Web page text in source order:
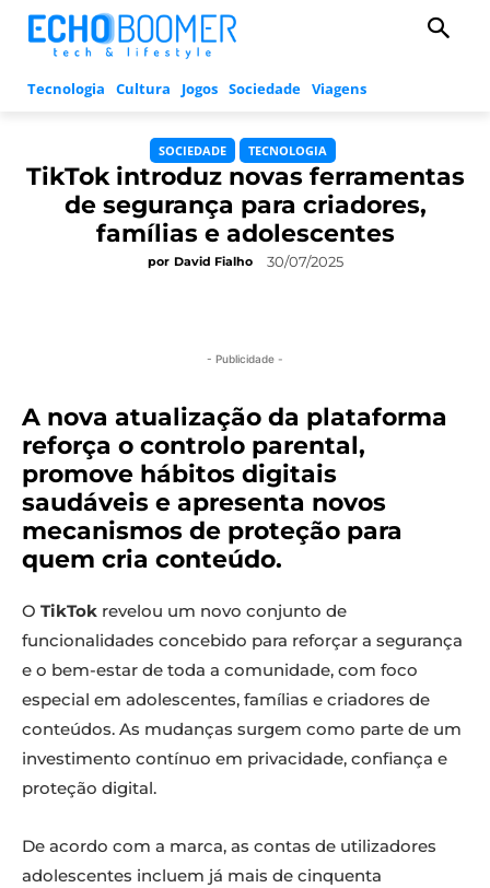
Tecnologia Cultura Jogos Sociedade Viagens
SOCIEDADE TECNOLOGIA
TikTok introduz novas ferramentas
de segurança para criadores,
famílias e adolescentes
por David Fialho 30/07/2025
- Publicidade -
A nova atualização da plataforma
reforça o controlo parental,
promove hábitos digitais
saudáveis e apresenta novos
mecanismos de proteção para
quem cria conteúdo.
O TikTok revelou um novo conjunto de
funcionalidades concebido para reforçar a segurança
e o bem-estar de toda a comunidade, com foco
especial em adolescentes, famílias e criadores de
conteúdos. As mudanças surgem como parte de um
investimento contínuo em privacidade, confiança e
proteção digital.
De acordo com a marca, as contas de utilizadores
adolescentes incluem já mais de cinquenta